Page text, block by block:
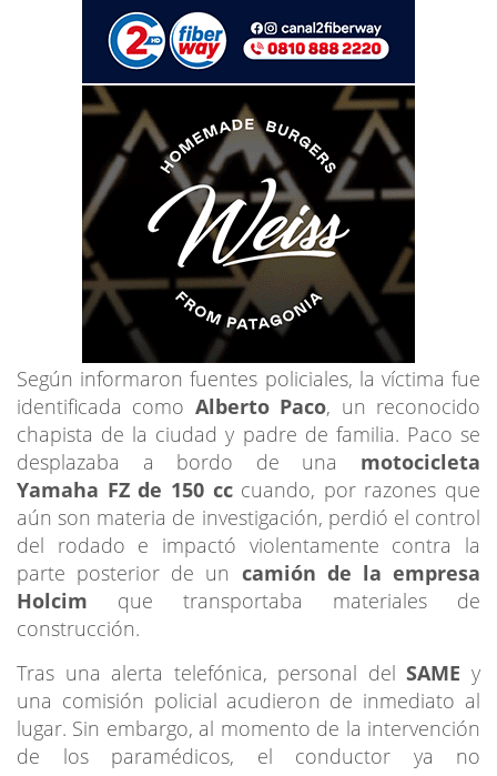
Según informaron fuentes policiales, la víctima fue
identificada como Alberto Paco, un reconocido
chapista de la ciudad y padre de familia. Paco se
desplazaba a bordo de una motocicleta
Yamaha FZ de 150 cccuando, por razones que
aún son materia de investigación, perdió el control
del rodado e impactó violentamente contra la
parte posterior de un camión de la empresa
Holcim que transportaba materiales de
construcción.
Tras una alerta telefónica, personal delSAME y
una comisión policial acudieron de inmediato al
lugar. Sin embargo, al momento de la intervención
de los paramédicos, el conductor ya no